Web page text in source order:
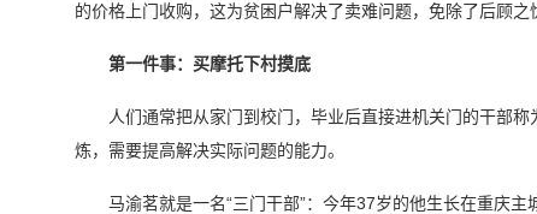
的价格上门收购，这为贫困户解决了卖难问题，免除了后顾之
第一件事：买摩托下村摸底
人们通常把从家门到校门，毕业后直接进机关门的干部称
炼，需要提高解决实际问题的能力。
马渝茗就是一名“三门干部”：今年37岁的他生长在重庆主